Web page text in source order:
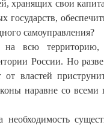
хранящих свои
самоуправления?
на всю территорию,
России. Но
властей
наравне со